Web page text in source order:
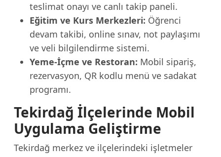
teslimat onayı ve canlı takip paneli.
Eğitim ve Kurs Merkezleri: Öğrenci
devam takibi, online sınav, not paylaşımı
ve veli bilgilendirme sistemi.
Yeme-İçme ve Restoran: Mobil sipariş,
rezervasyon, QR kodlu menü ve sadakat
programı.
Tekirdağ İlçelerinde Mobil
Uygulama Geliştirme
Tekirdağ merkez ve ilçelerindeki işletmeler